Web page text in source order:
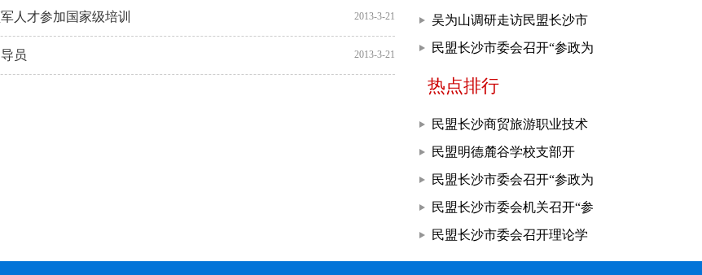
2013-3-21
人才参加国家级培训
2013-3-21
员
产课题调研
吴为山调研走访民盟长沙市
委会机关
民盟长沙市委会召开“参政为
公、实干为民”主题教育推进
热点排行
民盟长沙商贸旅游职业技术
学院支部开展“参政为公、实
干为民”主题教育
民盟明德麓谷学校支部开
展“参政为公，实干为民”主
题教育
民盟长沙市委会召开“参政为
公、实干为民”主题教育推进
会
民盟长沙市委会机关召开“参
政为公、实干为民”主题教育
座谈会
民盟长沙市委会召开理论学
习中心组学习、常委（扩